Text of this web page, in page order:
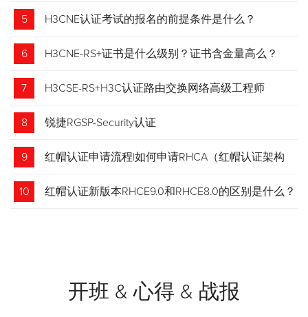
么？
5 H3CNE认证考试的报名的前提条件是什么？
6 H3CNE-RS+证书是什么级别？证书含金量高么？
7 H3CSE-RS+H3C认证路由交换网络高级工程师
8 锐捷RGSP-Security认证
9 红帽认证申请流程|如何申请RHCA（红帽认证架构
师）证书？申请步骤请收藏！
10 红帽认证新版本RHCE9.0和RHCE8.0的区别是什么？
开班 & 心得 & 战报